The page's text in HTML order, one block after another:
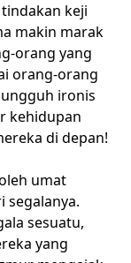
keji
makin marak
orang yang
orang-orang
ironis
kehidupan
di depan!
umat
segalanya.
sesuatu,
yang